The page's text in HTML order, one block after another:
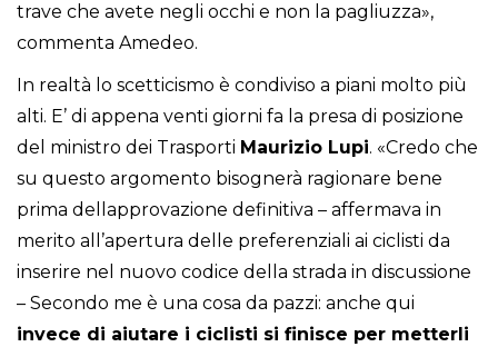
trave che avete negli occhi e non la pagliuzza»,
commenta Amedeo.
In realtà lo scetticismo è condiviso a piani molto più
alti. E’ di appena venti giorni fa la presa di posizione
del ministro dei Trasporti Maurizio Lupi. «Credo che
su questo argomento bisognerà ragionare bene
prima dellapprovazione definitiva – affermava in
merito all’apertura delle preferenziali ai ciclisti da
inserire nel nuovo codice della strada in discussione
– Secondo me è una cosa da pazzi: anche qui
invece di aiutare i ciclisti si finisce per metterli